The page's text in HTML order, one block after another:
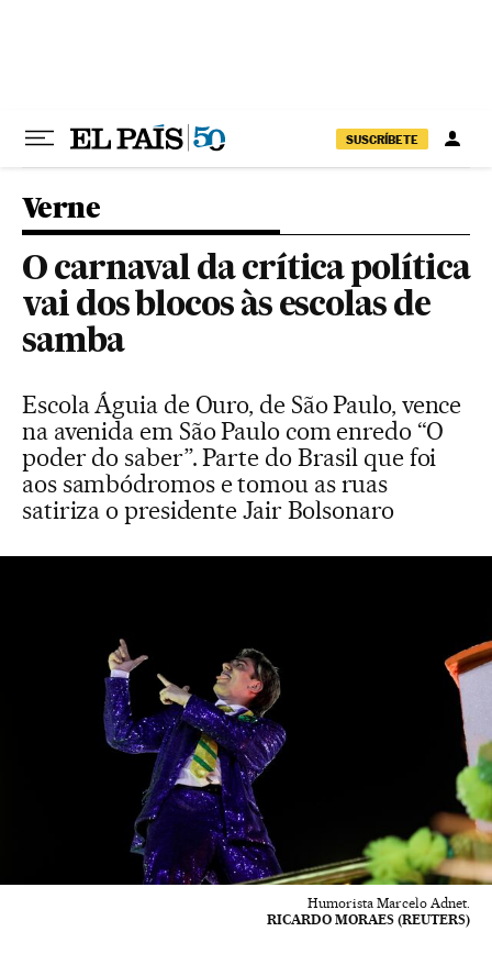
SUSCRÍBETE
Verne
O carnaval da crítica política
vai dos blocos às escolas de
samba
Escola Águia de Ouro, de São Paulo, vence
na avenida em São Paulo com enredo “O
poder do saber”. Parte do Brasil que foi
aos sambódromos e tomou as ruas
satiriza o presidente Jair Bolsonaro
Humorista Marcelo Adnet.
RICARDO MORAES (REUTERS)